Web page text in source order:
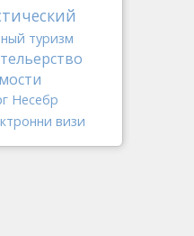
туризм
Несебр
визи